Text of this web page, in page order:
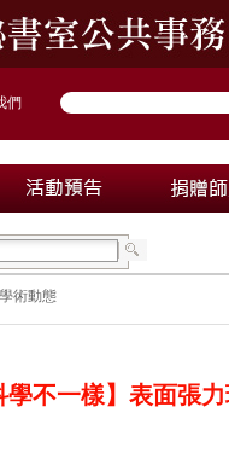
們
學術動態
學不一樣】表面張